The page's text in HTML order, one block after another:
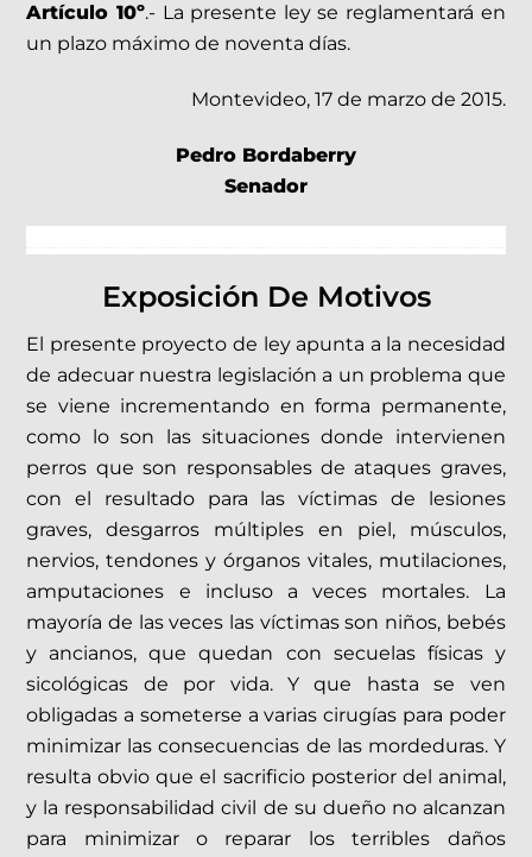
Artículo 10º.- La presente ley se reglamentará en
un plazo máximo de noventa días.
Montevideo, 17 de marzo de 2015.
Pedro Bordaberry
Senador
Exposición De Motivos
El presente proyecto de ley apunta a la necesidad
de adecuar nuestra legislación a un problema que
se viene incrementando en forma permanente,
como lo son las situaciones donde intervienen
perros que son responsables de ataques graves,
con el resultado para las víctimas de lesiones
graves, desgarros múltiples en piel, músculos,
nervios, tendones y órganos vitales, mutilaciones,
amputaciones e incluso a veces mortales. La
mayoría de las veces las víctimas son niños, bebés
y ancianos, que quedan con secuelas físicas y
sicológicas de por vida. Y que hasta se ven
obligadas a someterse a varias cirugías para poder
minimizar las consecuencias de las mordeduras. Y
resulta obvio que el sacrificio posterior del animal,
y la responsabilidad civil de su dueño no alcanzan
para minimizar o reparar los terribles daños